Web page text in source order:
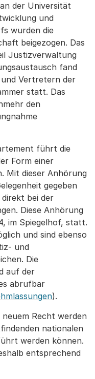
der Universität
und
wurden die
beigezogen. Das
Justizverwaltung
fand
Vertretern der
statt. Das
den
führt die
Form einer
Mit dieser Anhörung
gegeben
bei der
Diese Anhörung
im Spiegelhof, statt.
und sind ebenso
und
Die
auf der
abrufbar
).
Recht werden
nationalen
werden können.
entsprechend